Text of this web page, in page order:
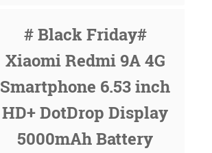
# Black Friday#
Xiaomi Redmi 9A 4G
Smartphone 6.53 inch
HD+ DotDrop Display
5000mAh Battery